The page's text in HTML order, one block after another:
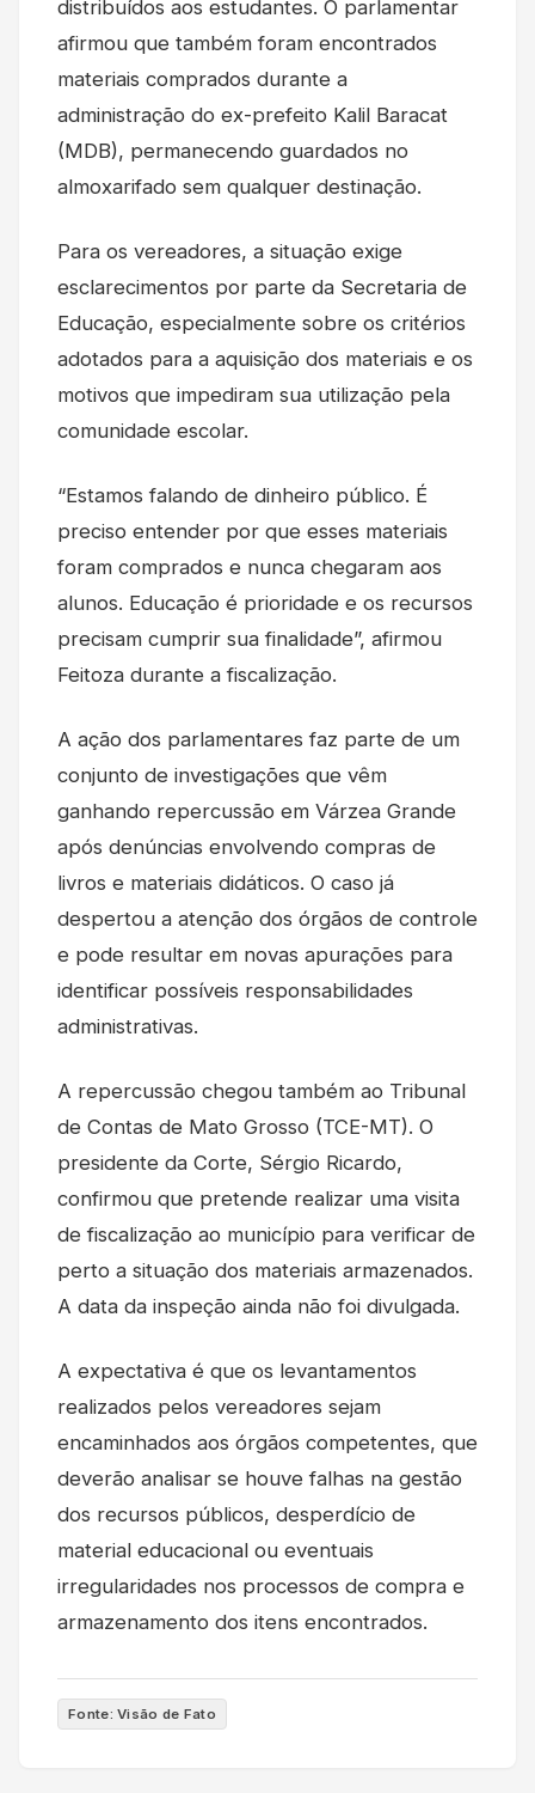
distribuídos aos estudantes. O parlamentar
afirmou que também foram encontrados
materiais comprados durante a
administração do ex-prefeito Kalil Baracat
(MDB), permanecendo guardados no
almoxarifado sem qualquer destinação.
Para os vereadores, a situação exige
esclarecimentos por parte da Secretaria de
Educação, especialmente sobre os critérios
adotados para a aquisição dos materiais e os
motivos que impediram sua utilização pela
comunidade escolar.
“Estamos falando de dinheiro público. É
preciso entender por que esses materiais
foram comprados e nunca chegaram aos
alunos. Educação é prioridade e os recursos
precisam cumprir sua finalidade”, afirmou
Feitoza durante a fiscalização.
A ação dos parlamentares faz parte de um
conjunto de investigações que vêm
ganhando repercussão em Várzea Grande
após denúncias envolvendo compras de
livros e materiais didáticos. O caso já
despertou a atenção dos órgãos de controle
e pode resultar em novas apurações para
identificar possíveis responsabilidades
administrativas.
A repercussão chegou também ao Tribunal
de Contas de Mato Grosso (TCE-MT). O
presidente da Corte, Sérgio Ricardo,
confirmou que pretende realizar uma visita
de fiscalização ao município para verificar de
perto a situação dos materiais armazenados.
A data da inspeção ainda não foi divulgada.
A expectativa é que os levantamentos
realizados pelos vereadores sejam
encaminhados aos órgãos competentes, que
deverão analisar se houve falhas na gestão
dos recursos públicos, desperdício de
material educacional ou eventuais
irregularidades nos processos de compra e
armazenamento dos itens encontrados.
Fonte: Visão de Fato